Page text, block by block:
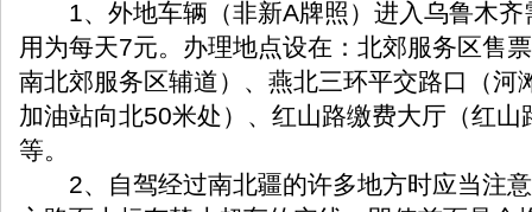
1、外地车辆（非新A牌照）进入乌鲁木齐
用为每天7元。办理地点设在：北郊服务区售
南北郊服务区辅道）、燕北三环平交路口（河
加油站向北50米处）、红山路缴费大厅（红山
等。
2、自驾经过南北疆的许多地方时应当注意